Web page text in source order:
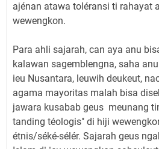
ajénan atawa toléransi ti rahayat
wewengkon.
Para ahli sajarah, can aya anu
kalawan sagemblengna, saha
ieu Nusantara, leuwih deukeut,
agama mayoritas malah bisa
jawara kusabab geus meunang
tanding téologis" di hiji
étnis/séké-sélér. Sajarah geus